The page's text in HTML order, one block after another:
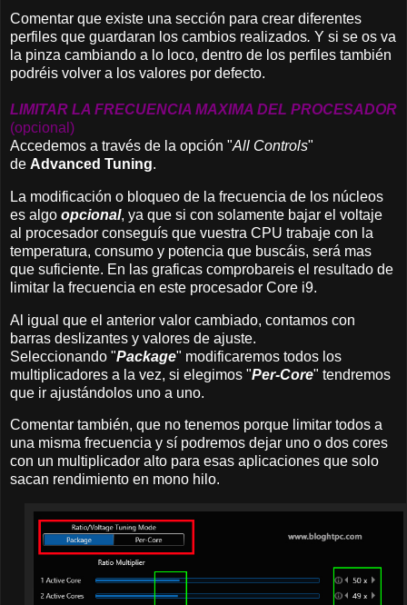
Comentar que existe una sección para crear diferentes
perfiles que guardaran los cambios realizados. Y si se os va
la pinza cambiando a lo loco, dentro de los perfiles también
podréis volver a los valores por defecto.
LIMITAR LA FRECUENCIA MAXIMA DEL PROCESADOR
(opcional)
Accedemos a través de la opción "All Controls"
de Advanced Tuning.
La modificación o bloqueo de la frecuencia de los núcleos
es algo opcional, ya que si con solamente bajar el voltaje
al procesador conseguís que vuestra CPU trabaje con la
temperatura, consumo y potencia que buscáis, será mas
que suficiente. En las graficas comprobareis el resultado de
limitar la frecuencia en este procesador Core i9.
Al igual que el anterior valor cambiado, contamos con
barras deslizantes y valores de ajuste.
Seleccionando "Package" modificaremos todos los
multiplicadores a la vez, si elegimos "Per-Core" tendremos
que ir ajustándolos uno a uno.
Comentar también, que no tenemos porque limitar todos a
una misma frecuencia y sí podremos dejar uno o dos cores
con un multiplicador alto para esas aplicaciones que solo
sacan rendimiento en mono hilo.